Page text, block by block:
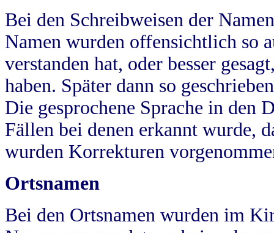
Bei den Schreibweisen der
Namen wurden offensichtlich so
verstanden hat, oder besser
haben. Später dann so
Die gesprochene Sprache in
Fällen bei denen erkannt wurde,
wurden Korrekturen
Ortsnamen
Bei den Ortsnamen wurden im